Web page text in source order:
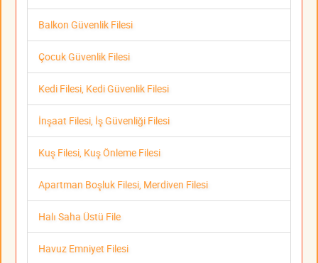
Balkon Güvenlik Filesi
Çocuk Güvenlik Filesi
Kedi Filesi, Kedi Güvenlik Filesi
İnşaat Filesi, İş Güvenliği Filesi
Kuş Filesi, Kuş Önleme Filesi
Apartman Boşluk Filesi, Merdiven Filesi
Halı Saha Üstü File
Havuz Emniyet Filesi